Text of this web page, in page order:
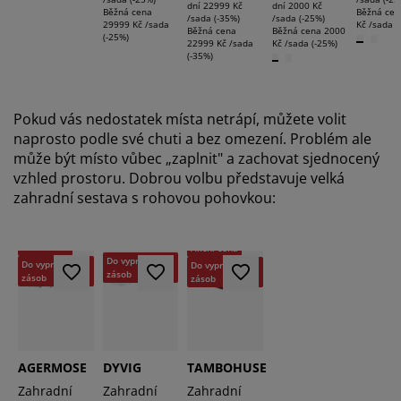
Běžná cena
29999 Kč /sada
(-25%)
dní 22999 Kč
/sada (-35%)
Běžná cena
22999 Kč /sada
(-35%)
dní 2000 Kč
/sada (-25%)
Běžná cena 2000
Kč /sada (-25%)
Běžná
Kč /sada
Pokud vás nedostatek místa netrápí, můžete volit
naprosto podle své chuti a bez omezení. Problém ale
může být místo vůbec „zaplnit" a zachovat sjednocený
vzhled prostoru. Dobrou volbu představuje velká
zahradní sestava s rohovou pohovkou:
Do vyprodání
zásob
AGERMOSE
Zahradní
Do vyprodání
zásob
DYVIG
Zahradní
Akční cena
Do vyprodání
zásob
TAMBOHUSE
Zahradní